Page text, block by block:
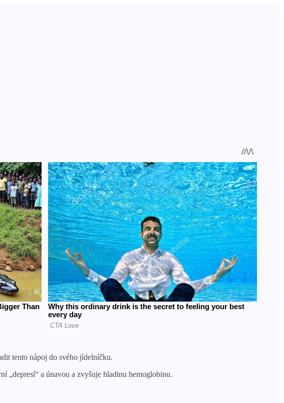
tento nápoj do svého jídelníčku.
„depresí“ a únavou a zvyšuje hladinu hemoglobinu.